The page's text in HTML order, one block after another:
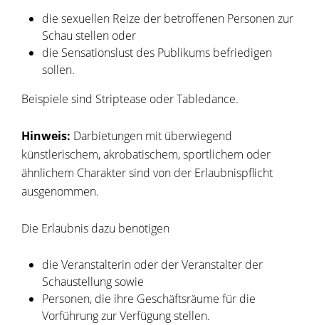
die sexuellen Reize der betroffenen Personen zur
Schau stellen oder
die Sensationslust des Publikums befriedigen
sollen.
Beispiele sind Striptease oder Tabledance.
Hinweis: Darbietungen mit überwiegend
künstlerischem, akrobatischem, sportlichem oder
ähnlichem Charakter sind von der Erlaubnispflicht
ausgenommen.
Die Erlaubnis dazu benötigen
die Veranstalterin oder der Veranstalter der
Schaustellung sowie
Personen, die ihre Geschäftsräume für die
Vorführung zur Verfügung stellen.